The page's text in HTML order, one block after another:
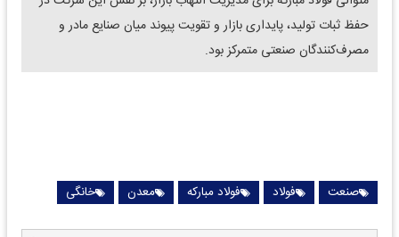
حفظ ثبات تولید، پایداری بازار و تقویت پیوند میان صنایع مادر و
مصرف‌کنندگان صنعتی متمرکز بود.
صنعت فولاد فولاد مبارکه معدن خانگی